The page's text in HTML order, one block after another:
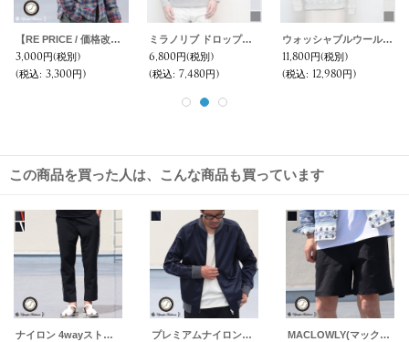
【RE PRICE / 価格改定】コットンフランネルチェック ワイドスプレッドボタンダウン長袖シャツ【MADE IN JAPAN】『日本製』 / Upscape Audience
3,000円(税別)
(税込: 3,300円)
ミラノリブ ドロップショルダーモックネック長袖スウェット【MADE IN JAPAN】『日本製』/ Upscape Audience
6,800円(税別)
(税込: 7,480円)
ウォッシャブルウールプロテクトボッシュリブガゼットクルーネックニット【MADE IN JAPAN】『日本製』【送料無料】 / Upscape Audience
11,800円(税別)
(税込: 12,980円)
この商品を買った人は、こんな商品も買っています
ナイロン 4wayストレッチ ライン イージーアンクルパンツ【MADE IN JAPAN】『日本製』【送料無料】/ Upscape Audience プレミアムナイロンスカA1ミリタリージャケット【MADE IN JAPAN】『日本製』【送料無料】 / Upscape Audience MACLOWLY(マックローリー )撥水ナイロン ベイカーイージー ショーツ【MADE IN JAPAN】『日本製』/ Upscape Audience